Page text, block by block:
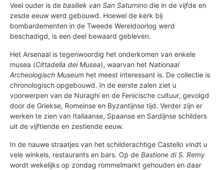
Veel ouder is de basiliek van San Saturnino die in de vijfde en
zesde eeuw werd gebouwd. Hoewel de kerk bij
bombardementen in de Tweede Wereldoorlog werd
beschadigd, is een deel bewaard gebleven.
Het Arsenaal is tegenwoordig het onderkomen van enkele
musea (Cittadella dei Musea), waarvan het Nationaal
Archeologisch Museum het meest interessant is. De collectie is
chronologisch opgebouwd. In de eerste zalen ziet u
voorwerpen van de Nuraghi en de Fenicische cultuur, gevolgd
door de Griekse, Romeinse en Byzantijnse tijd. Verder zijn er
werken te zien van Italiaanse, Spaanse en Sardijnse schilders
uit de vijftiende en zestiende eeuw.
In de nauwe straatjes van het schilderachtige Castello vindt u
vele winkels, restaurants en bars. Op de Bastione di S. Remy
wordt wekelijks op zondag rommelmarkt gehouden en daar